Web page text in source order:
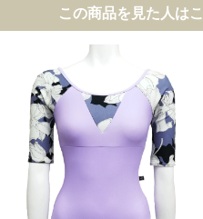
この商品を見た人は